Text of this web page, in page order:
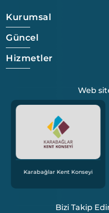
Kurumsal
Güncel
Hizmetler
Web
Karabağlar Kent Konseyi
Bizi Takip